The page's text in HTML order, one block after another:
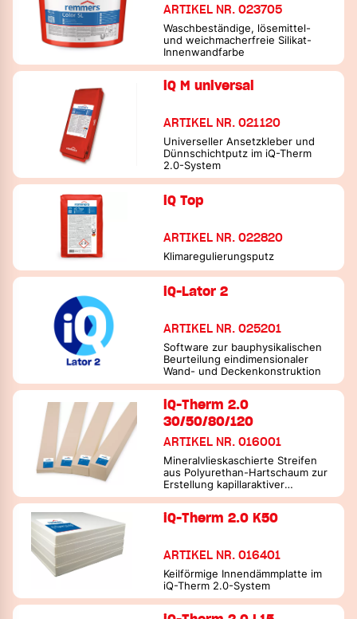
ARTIKEL NR. 023705
Waschbeständige, lösemittel-
und weichmacherfreie Silikat-
Innenwandfarbe
iQ M universal
ARTIKEL NR. 021120
Universeller Ansetzkleber und
Dünnschichtputz im iQ-Therm
2.0-System
iQ Top
ARTIKEL NR. 022820
Klimaregulierungsputz
iQ-Lator 2
ARTIKEL NR. 025201
Software zur bauphysikalischen
Beurteilung eindimensionaler
Wand- und Deckenkonstruktion
iQ-Therm 2.0
30/50/80/120
ARTIKEL NR. 016001
Mineralvlieskaschierte Streifen
aus Polyurethan-Hartschaum zur
Erstellung kapillaraktiver
Innendämmungen
iQ-Therm 2.0 K50
ARTIKEL NR. 016401
Keilförmige Innendämmplatte im
iQ-Therm 2.0-System